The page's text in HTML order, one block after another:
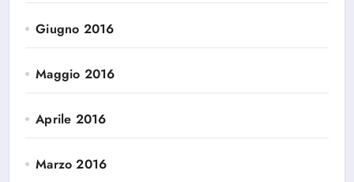
Giugno 2016
Maggio 2016
Aprile 2016
Marzo 2016